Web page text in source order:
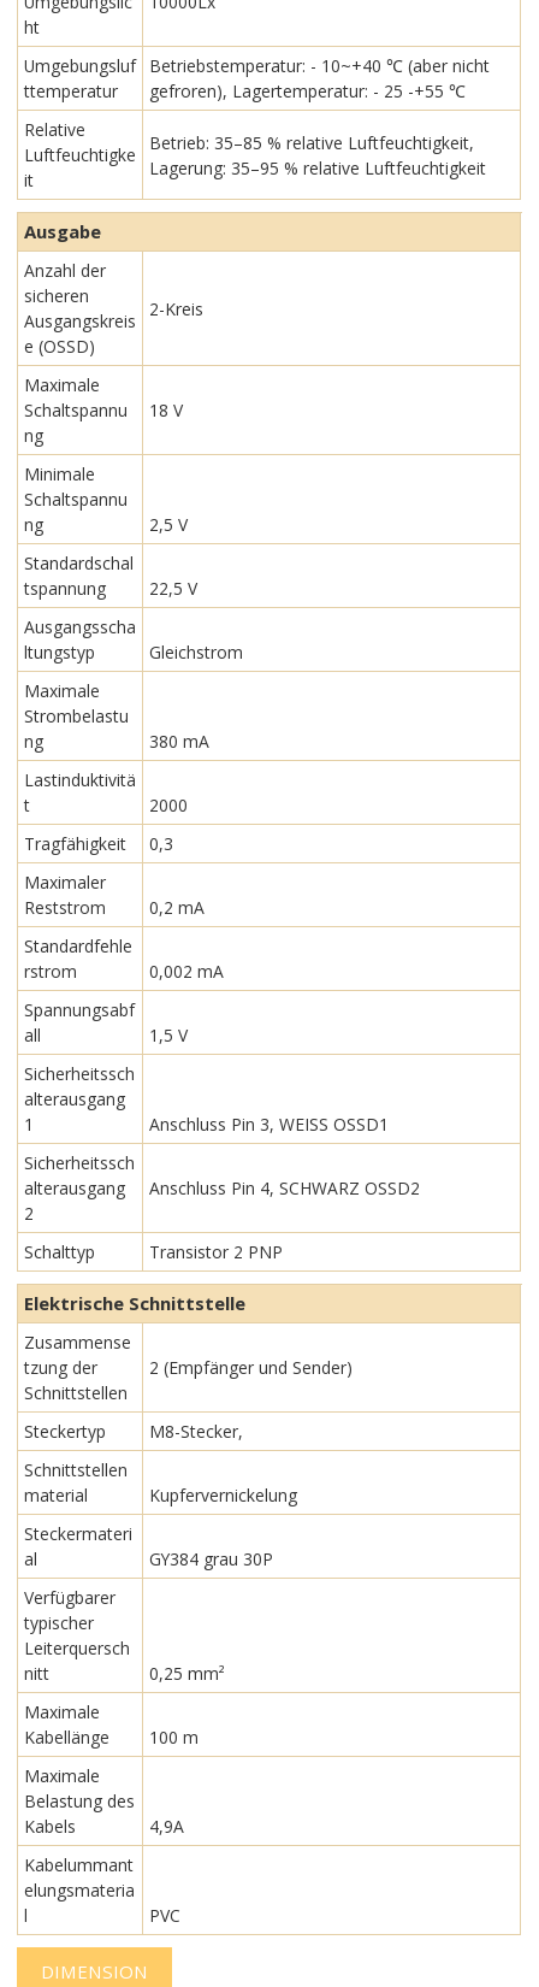
ht
Umgebungsluf
ttemperatur
Betriebstemperatur: - 10~+40 ℃ (aber nicht
gefroren), Lagertemperatur: - 25 -+55 ℃
Relative
Luftfeuchtigke
it
Betrieb: 35–85 % relative Luftfeuchtigkeit,
Lagerung: 35–95 % relative Luftfeuchtigkeit
Ausgabe
Anzahl der
sicheren
Ausgangskreis
e (OSSD)
2-Kreis
Maximale
Schaltspannu
ng
18 V
Minimale
Schaltspannu
ng
2,5 V
Standardschal
tspannung
22,5 V
Ausgangsscha
ltungstyp
Gleichstrom
Maximale
Strombelastu
ng
380 mA
Lastinduktivitä
t
2000
Tragfähigkeit
0,3
Maximaler
Reststrom
0,2 mA
Standardfehle
rstrom
0,002 mA
Spannungsabf
all
1,5 V
Sicherheitssch
alterausgang
1
Anschluss Pin 3, WEISS OSSD1
Sicherheitssch
alterausgang
2
Anschluss Pin 4, SCHWARZ OSSD2
Schalttyp Transistor 2 PNP
Elektrische Schnittstelle
Zusammense
tzung der
Schnittstellen
2 (Empfänger und Sender)
Steckertyp
M8-Stecker,
Schnittstellen
material
Kupfervernickelung
Steckermateri
al
GY384 grau 30P
Verfügbarer
typischer
Leiterquersch
nitt
0,25 mm²
Maximale
Kabellänge
100 m
Maximale
Belastung des
Kabels
4,9A
Kabelummant
elungsmateria
l
PVC
DIMENSION